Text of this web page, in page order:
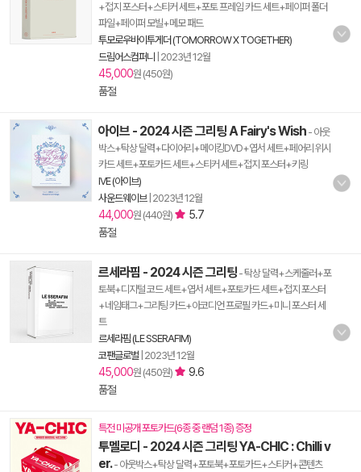
+접지 포스터+스티커 세트+포토 프레임 카드 세트+페이퍼 폴더
파일+페이퍼 모빌+메모 패드
투모로우바이투게더 (TOMORROW X TOGETHER)
드림어스컴퍼니
2023년 12월
45,000원 (450원)
품절
아이브 - 2024 시즌 그리팅 A Fairy's Wish - 아웃
박스+탁상 달력+다이어리+메이킹DVD+엽서 세트+페어리 위시
카드 세트+포토카드 세트+스티커 세트+접지 포스터+키링
IVE (아이브)
사운드웨이브| 2023년 12월
44,000원 (440원)
5.7
품절
르세라핌 - 2024 시즌 그리팅 - 탁상 달력+스케줄러+포
토북+디지털 코드 세트+엽서 세트+포토카드 세트+접지 포스터
+네임태그+그리팅 카드+아코디언 프로필 카드+미니 포스터 세
트
르세라핌 (LE SSERAFIM)
코팬글로벌 2023년 12월
45,000원 (450원)
9.6
품절
특전 미공개 포토카드(6종 중 랜덤 1종) 증정
투멜로디 - 2024 시즌 그리팅 YA-CHIC : Chilli v
er.- 아웃박스+탁상 달력+포토북+포토카드+스티커+콘텐츠